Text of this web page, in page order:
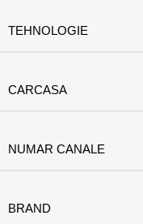
TEHNOLOGIE
CARCASA
NUMAR CANALE
BRAND